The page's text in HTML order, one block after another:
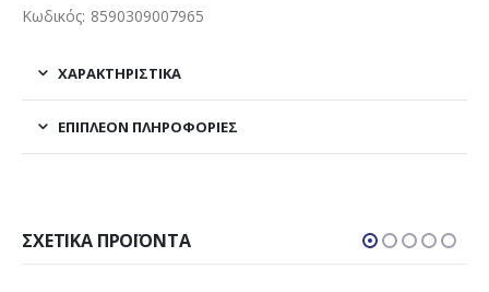
Κωδικός: 8590309007965
ΧΑΡΑΚΤΗΡΙΣΤΙΚΑ
ΕΠΙΠΛΈΟΝ ΠΛΗΡΟΦΟΡΊΕΣ
ΣΧΕΤΙΚΆ ΠΡΟΪΌΝΤΑ